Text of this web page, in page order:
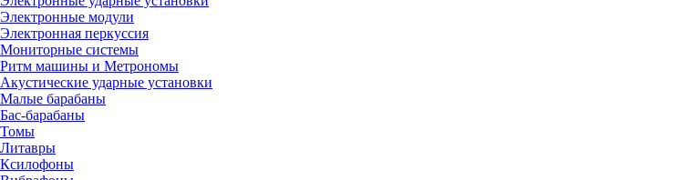
Электронные модули
Электронная перкуссия
Мониторные системы
Ритм машины и Метрономы
Акустические ударные установки
Малые барабаны
Бас-барабаны
Томы
Литавры
Ксилофоны